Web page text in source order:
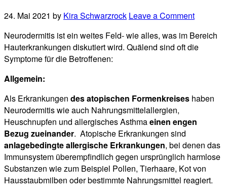
24. Mai 2021 by Kira Schwarzrock Leave a Comment
Neurodermitis ist ein weites Feld- wie alles, was im Bereich
Hauterkrankungen diskutiert wird. Quälend sind oft die
Symptome für die Betroffenen:
Allgemein:
Als Erkrankungen des atopischen Formenkreises haben
Neurodermitis wie auch Nahrungsmittelallergien,
Heuschnupfen und allergisches Asthmaeinen engen
Bezug zueinander. Atopische Erkrankungen sind
anlagebedingte allergische Erkrankungen, bei denen das
Immunsystem überempfindlich gegen ursprünglich harmlose
Substanzen wie zum Beispiel Pollen, Tierhaare, Kot von
Hausstaubmilben oder bestimmte Nahrungsmittel reagiert.